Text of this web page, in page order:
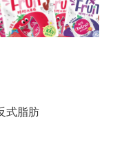
式脂肪